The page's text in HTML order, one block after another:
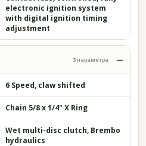
electronic ignition system
with digital ignition timing
adjustment
3 параметра
6 Speed, claw shifted
Chain 5/8 x 1/4" X Ring
Wet multi-disc clutch, Brembo
hydraulics